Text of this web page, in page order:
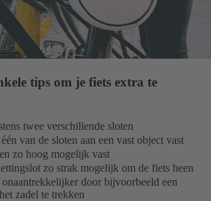
tips om je fiets extra te
twee verschillende sloten
van de sloten aan een vast object vast
zo hoog mogelijk vast
zo strak mogelijk om de fiets heen
door bijvoorbeeld een
zadel te trekken